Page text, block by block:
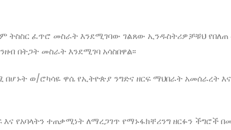
ትስስር ፈጥሮ መስራት እንደሚገባው ገልጸው ኢንዱስትሪዎቻቹህ
በትጋት መስራት እንደሚገባ አሳስበዋል፡፡
ወ/ሮካሳዬ ዋሴ የኢትዮጵያ ንግድና ዘርፍ ማህበራት አመሰራረት
ተጠቃሚነት ለማረጋገጥ የማኑፋክቸሪንግ ዘርፉን ችግሮች